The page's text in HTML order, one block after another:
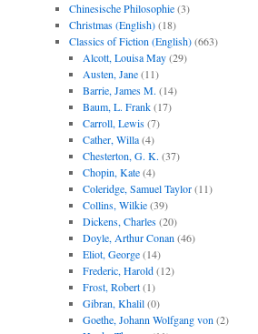
Chinesische Philosophie(3)
Christmas (English)(18)
Classics of Fiction (English)(663)
Alcott, Louisa May(29)
Austen, Jane(11)
Barrie, James M. (14)
Baum, L. Frank(17)
Carroll, Lewis(7)
Cather, Willa(4)
Chesterton, G. K. (37)
Chopin, Kate(4)
Coleridge, Samuel Taylor(11)
Collins, Wilkie(39)
Dickens, Charles(20)
Doyle, Arthur Conan (46)
Eliot, George(14)
Frederic, Harold(12)
Frost, Robert(1)
Gibran, Khalil(0)
Goethe, Johann Wolfgang von (2)